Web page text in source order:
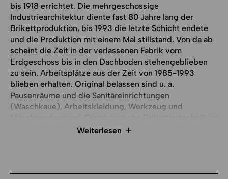
bis 1918 errichtet. Die mehrgeschossige
Industriearchitektur diente fast 80 Jahre lang der
Brikettproduktion, bis 1993 die letzte Schicht endete
und die Produktion mit einem Mal stillstand. Von da ab
scheint die Zeit in der verlassenen Fabrik vom
Erdgeschoss bis in den Dachboden stehengeblieben
zu sein. Arbeitsplätze aus der Zeit von 1985-1993
blieben erhalten. Original belassen sind u. a.
Pausenräume und die Sanitäreinrichtungen
(Waschkaue), Arbeitskleidung, Werkzeug und
in ihrem ursprünglichen Zusammenhang erlebbar. Auf
unterirdischer Stollengang, ein Steigerhaus, historische
Weiterlesen